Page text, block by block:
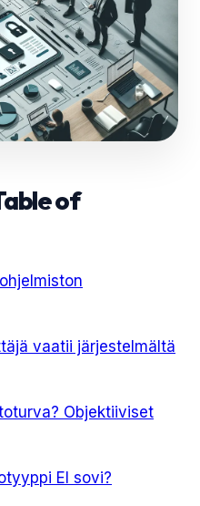
of
vaatii järjestelmältä
Objektiiviset
EI sovi?